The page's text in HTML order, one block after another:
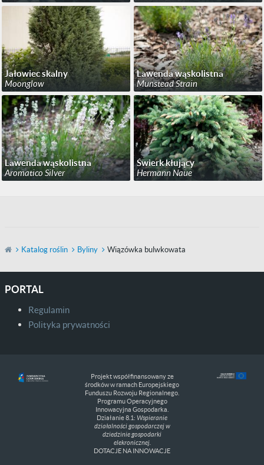
Jałowiec skalny
Moonglow
Lawenda wąskolistna
Munstead Strain
Lawenda wąskolistna
Aromatico Silver
Świerk kłujący
Hermann Naue
Katalog roślin Byliny Wiązówka bulwkowata
PORTAL
Regulamin
Polityka prywatności
Projekt współfinansowany ze
środków w ramach Europejskiego
Funduszu Rozwoju Regionalnego.
Programu Operacyjnego
Innowacyjna Gospodarka.
Działanie 8.1: Wspieranie
działalności gospodarczej w
dziedzinie gospodarki
elekronicznej.
DOTACJE NA INNOWACJE